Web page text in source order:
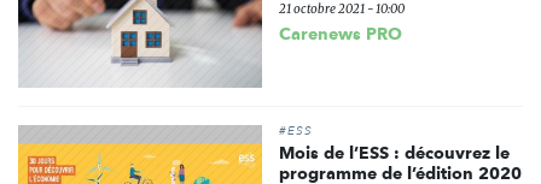
21 octobre 2021 - 10:00
Carenews PRO
#ESS
Mois de l’ESS : découvrez le
programme de l’édition 2020